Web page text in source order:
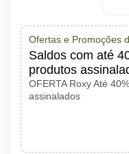
Ofertas e Promoções
Saldos com até
produtos
OFERTA Roxy Até
assinalados